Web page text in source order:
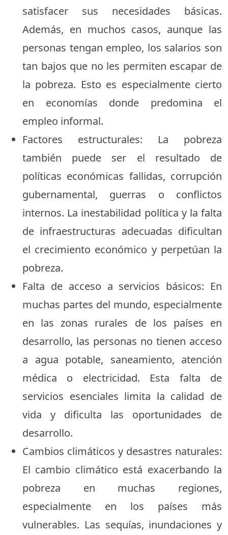
satisfacer sus necesidades básicas.
Además, en muchos casos, aunque las
personas tengan empleo, los salarios son
tan bajos que no les permiten escapar de
la pobreza. Esto es especialmente cierto
en economías donde predomina el
empleo informal.
Factores estructurales: La pobreza
también puede ser el resultado de
políticas económicas fallidas, corrupción
gubernamental, guerras o conflictos
internos. La inestabilidad política y la falta
de infraestructuras adecuadas dificultan
el crecimiento económico y perpetúan la
pobreza.
Falta de acceso a servicios básicos: En
muchas partes del mundo, especialmente
en las zonas rurales de los países en
desarrollo, las personas no tienen acceso
a agua potable, saneamiento, atención
médica o electricidad. Esta falta de
servicios esenciales limita la calidad de
vida y dificulta las oportunidades de
desarrollo.
Cambios climáticos y desastres naturales:
El cambio climático está exacerbando la
pobreza en muchas regiones,
especialmente en los países más
vulnerables. Las sequías, inundaciones y